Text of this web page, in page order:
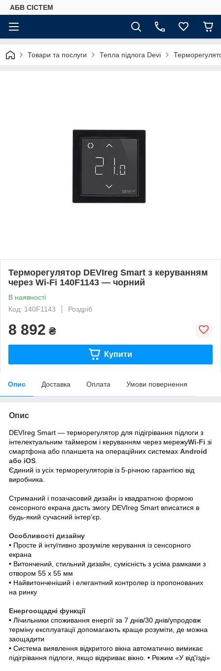
АБВ СІСТЕМ
Товари та послуги Тепла підлога Devi
Терморегулятор DEVIreg Smart з керуванням
через Wi-Fi 140F1143 — чорний
В наявності
Код: 140F1143
Роздріб
8 892 ₴
Купити
Опис Доставка Оплата Умови повернення
Опис
DEVIreg Smart — терморегулятор для підігрівання підлоги з
інтелектуальним таймером і керуванням через мережуWi-Fi зі
смартфона або планшета на операційних системах Android
або iOS
Єдиний із усіх терморегуляторів із 5-річною гарантією від
виробника.
Стриманий і позачасовий дизайн із квадратною формою
сенсорного екрана дасть змогу DEVIreg Smart вписатися в
будь-який сучасний інтер'єр.
Особливості дизайну
• Просте й інтуїтивно зрозуміле керування із сенсорного
екрана
• Витончений, стильний дизайн, сумісність з усіма рамками з
отвором 55 х 55 мм
• Найвитонченіший і елегантний контролер із пропонованих
на ринку
Енергоощадні функції
• Лічильники споживання енергії за 7 днів/30 днів/упродовж
терміну експлуатації допомагають краще розуміти, де можна
заощадити
• Система виявлення відкритого вікна автоматично вимикає
підігрівання підлоги, якщо відкриває вікно. • Режим «У від'їзді»